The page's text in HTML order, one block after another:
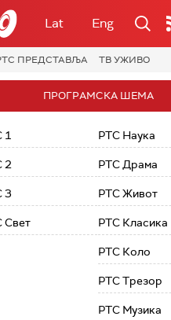
Lat Eng
ПРЕДСТАВЉА ТВ УЖИВО
ПРОГРАМСКА ШЕМА
1
2
3
Свет
РТС Наука
РТС Драма
РТС Живот
РТС Класика
РТС Коло
РТС Трезор
РТС Музика